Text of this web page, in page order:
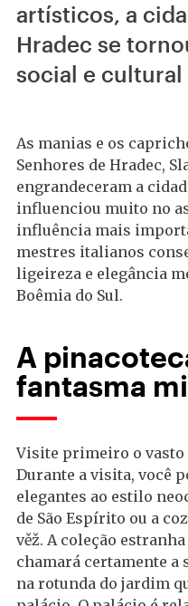
artísticos, a
Hradec se
social e cultural
As manias e os
Senhores de Hradec,
engrandeceram a
influenciou muito no
influência mais
mestres italianos
ligeireza e elegância
Boêmia do Sul.
A
fantasma
Visite primeiro o
Durante a visita, você
elegantes ao estilo
de São Espírito ou a
věž. A coleção
chamará certamente a
na rotunda do jardim